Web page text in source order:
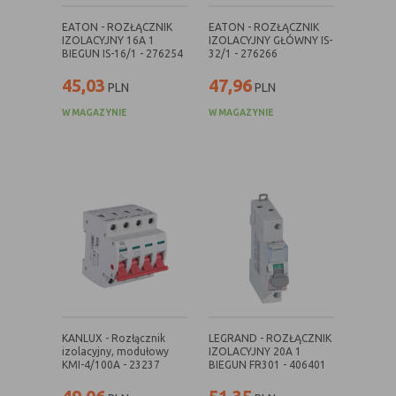
użytkowników
E. Rodzaje cookies ze względu na ingerencję w
prywatność użytkownika:
- niezbędne do poprawnego działania
witryny
- potrzebne do umożliwienia działania
funkcjonalności witryny, jednak ich
działanie nie ma nic wspólnego ze
śledzeniem użytkownika
użytkowników, jednak nie obejmują
informacji pozwalających zidentyfikować
danych konkretnego użytkownika
EATON - ROZŁĄCZNIK
IZOLACYJNY 16A 1
BIEGUN IS-16/1 - 276254
45,03 PLN
W MAGAZYNIE
EATON - ROZŁĄCZNIK
IZOLACYJNY GŁÓWNY IS-
32/1 - 276266
47,96PLN
W MAGAZYNIE
KANLUX - Rozłącznik
izolacyjny, modułowy
KMI-4/100A - 23237
LEGRAND - ROZŁĄCZNIK
IZOLACYJNY 20A 1
BIEGUN FR301 - 406401